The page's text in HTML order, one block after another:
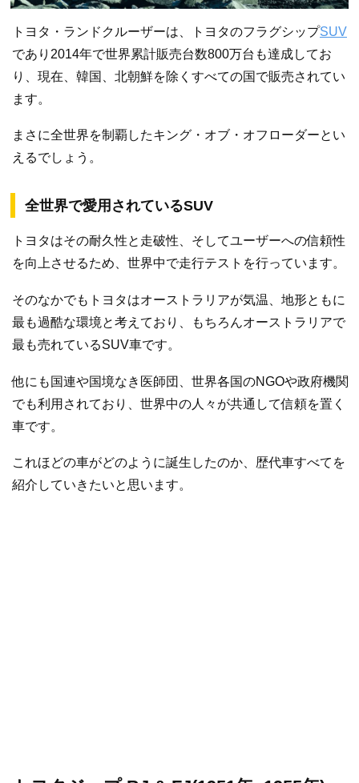
トヨタ・ランドクルーザーは、トヨタのフラグシップSUV
であり2014年で世界累計販売台数800万台も達成してお
り、現在、韓国、北朝鮮を除くすべての国で販売されてい
ます。
まさに全世界を制覇したキング・オブ・オフローダーとい
えるでしょう。
全世界で愛用されているSUV
トヨタはその耐久性と走破性、そしてユーザーへの信頼性
を向上させるため、世界中で走行テストを行っています。
そのなかでもトヨタはオーストラリアが気温、地形ともに
最も過酷な環境と考えており、もちろんオーストラリアで
最も売れているSUV車です。
他にも国連や国境なき医師団、世界各国のNGOや政府機関
でも利用されており、世界中の人々が共通して信頼を置く
車です。
これほどの車がどのように誕生したのか、歴代車すべてを
紹介していきたいと思います。